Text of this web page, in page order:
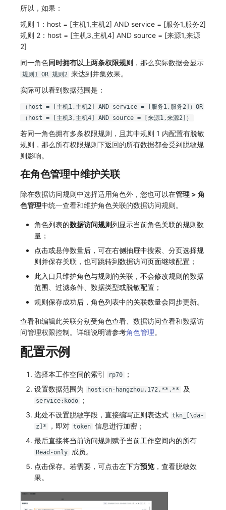
所以，如果：
规则 1：host = [主机1,主机2] AND service = [服务1,服务2]
规则 2：host = [主机3,主机4] AND source = [来源1,来源
2]
同一角色同时拥有以上两条权限规则 ，那么实际数据会显示
规则1 OR 规则2 来达到并集效果。
实际可以看到数据范围是：
（host = [主机1,主机2] AND service = [服务1,服务2]）OR
（host = [主机3,主机4] AND source = [来源1,来源2]）
若同一角色拥有多条权限规则，且其中规则 1 内配置有脱敏
规则，那么所有权限规则下返回的所有数据都会受到脱敏规
则影响。
在角色管理中维护关联
除在数据访问规则中选择适用角色外，您也可以在管理 > 角
色管理中统一查看和维护角色关联的数据访问规则。
角色列表的数据访问规则列显示当前角色关联的规则数
量；
点击或悬停数量后，可在右侧抽屉中搜索、分页选择规
则并保存关联，也可跳转到数据访问页面继续配置；
此入口只维护角色与规则的关联，不会修改规则的数据
范围、过滤条件、数据类型或脱敏配置；
规则保存成功后，角色列表中的关联数量会同步更新。
查看和编辑此关联分别受角色查看、数据访问查看和数据访
问管理权限控制。详细说明请参考角色管理。
配置示例
选择本工作空间的索引 rp70
；
设置数据范围为
host:cn-hangzhou.172.**.** 及
service:kodo
；
此处不设置脱敏字段，直接编写正则表达式 tkn_[\da-
z]*
，即对 token 信息进行加密；
最后直接将当前访问规则赋予当前工作空间内的所有
Read-only
成员。
点击保存。若需要，可点击左下方预览，查看脱敏效
果。